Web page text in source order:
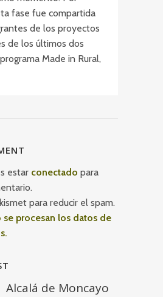
fase fue compartida
de los proyectos
de los últimos dos
Made in Rural,
estar conectado para
para reducir el spam.
procesan los datos de
Alcalá de Moncayo